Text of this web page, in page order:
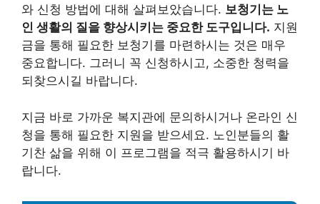
와 신청 방법에 대해 살펴보았습니다. 보청기는 노
인 생활의 질을 향상시키는 중요한 도구입니다. 지원
금을 통해 필요한 보청기를 마련하시는 것은 매우
중요합니다. 그러니 꼭 신청하시고, 소중한 청력을
되찾으시길 바랍니다.
지금 바로 가까운 복지관에 문의하시거나 온라인 신
청을 통해 필요한 지원을 받으세요. 노인분들의 활
기찬 삶을 위해 이 프로그램을 적극 활용하시기 바
랍니다.